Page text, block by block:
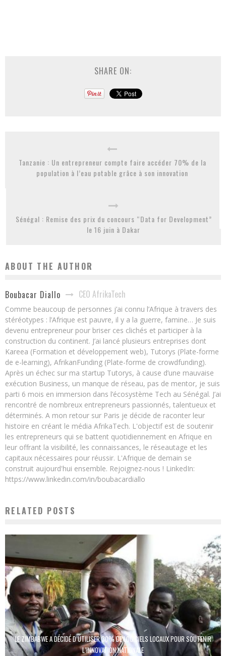
SHARE ON:
Tanzanie : Un entrepreneur compte faire accéder 70% de la
population à l’eau potable grâce à son innovation
Sénégal : Remise des prix du concours “Data for Development”
le 16 juin à Dakar
ABOUT THE AUTHOR
Boubacar Diallo CEO AfrikaTech
Comme beaucoup de personnes j’ai connu l’Afrique à travers des
stéréotypes : l’Afrique est pauvre, il y a la guerre, famine… Je suis
devenu entrepreneur pour briser ces clichés et participer à la
construction du continent. J’ai lancé plusieurs entreprises dont
Kareea (Formation et développement web), Tutorys (Plate-forme
de e-learning), AfrikanFunding (Plate-forme de crowdfunding).
Après un échec sur ma startup Tutorys, à cause d’une mauvaise
exécution Business, un manque de réseau, pas de mentor, je suis
parti 6 mois en immersion dans l’écosystème Tech au Sénégal. J’ai
rencontré de nombreux entrepreneurs passionnés, talentueux et
déterminés. A mon retour sur Paris je décide de raconter leur
histoire en créant le média AfrikaTech. L'objectif est de soutenir
les entrepreneurs qui se battent quotidiennement en Afrique en
leur offrant la visibilité, les connaissances, le réseautage et les
capitaux nécessaires pour réussir. L'Afrique de demain se
construit aujourd'hui ensemble. Rejoignez-nous ! LinkedIn:
https://www.linkedin.com/in/boubacardiallo
RELATED POSTS
LE ZIMBABWE A DÉCIDÉ D’UTILISER 30% DE LOGICIELS LOCAUX POUR SOUTENIR
L’INNOVATION NATIONALE